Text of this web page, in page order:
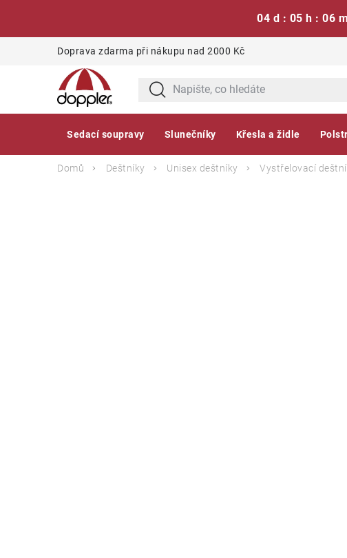
04 d : 05 h : 06
Doprava zdarma při nákupu nad 2000 Kč
Sedací soupravy Slunečníky Křesla a židle
Domů Deštníky Unisex deštníky Vystřelovací